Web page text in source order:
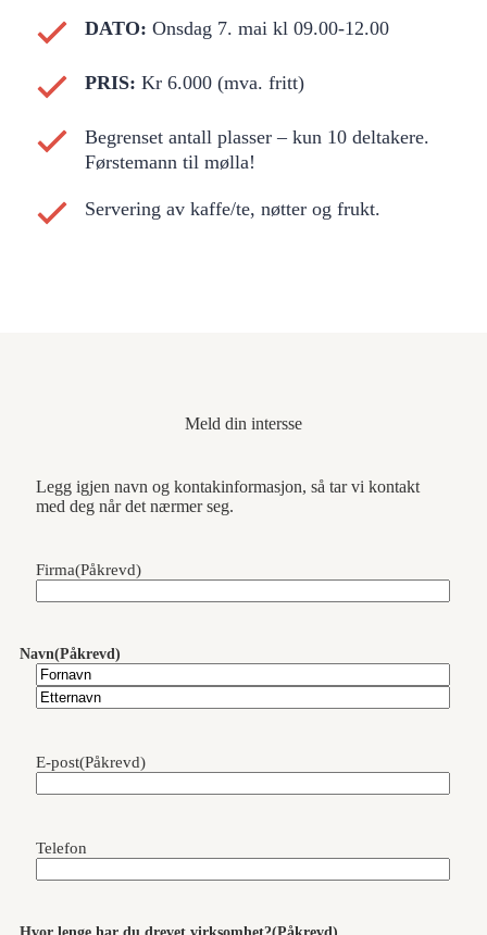
DATO: Onsdag 7. mai kl 09.00-12.00
PRIS: Kr 6.000 (mva. fritt)
Begrenset antall plasser – kun 10 deltakere.
Førstemann til mølla!
Servering av kaffe/te, nøtter og frukt.
Meld din intersse
Legg igjen navn og kontakinformasjon, så tar vi kontakt
med deg når det nærmer seg.
Firma(Påkrevd)
Navn(Påkrevd)
Fornavn
E-post(Påkrevd)
Telefon